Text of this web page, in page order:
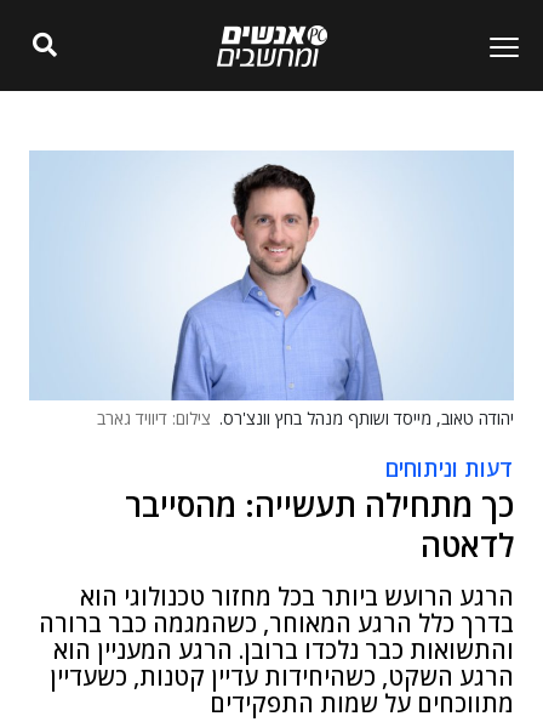
יהודה טאוב, מייסד ושותף מנהל בחץ וונצ'רס. צילום: דיוויד גארב
דעות וניתוחים
כך מתחילה תעשייה: מהסייבר
לדאטה
הרגע הרועש ביותר בכל מחזור טכנולוגי הוא
בדרך כלל הרגע המאוחר, כשהמגמה כבר ברורה
והתשואות כבר נלכדו ברובן. הרגע המעניין הוא
הרגע השקט, כשהיחידות עדיין קטנות, כשעדיין
מתווכחים על שמות התפקידים